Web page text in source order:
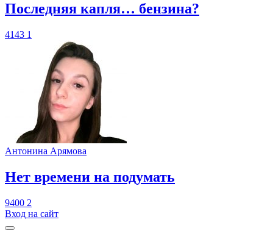
​Последняя капля… бензина?
4143 1
Антонина Арямова
​Нет времени на подумать
9400 2
Вход на сайт